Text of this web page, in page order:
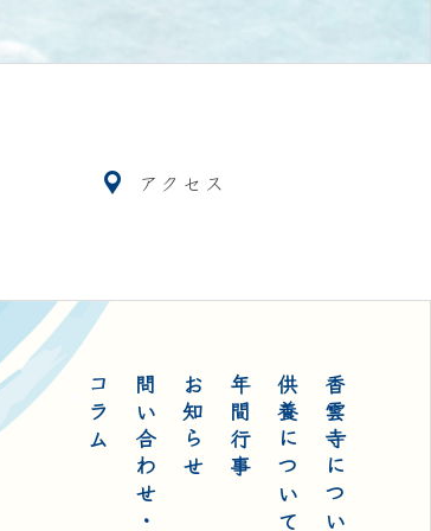
アクセス
香雲寺について
供養について
年間行事
お知らせ
コラム